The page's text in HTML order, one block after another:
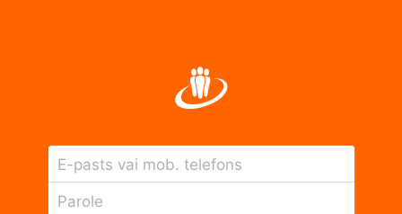
E-pasts vai mob. telefons
Parole